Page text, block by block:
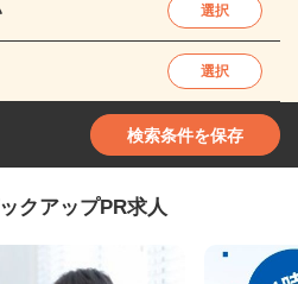
選択
選択
検索条件を保存
クアップPR求人